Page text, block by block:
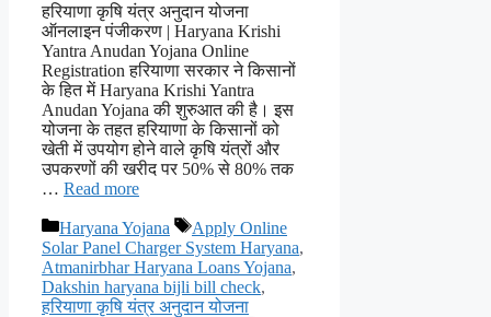
हरियाणा कृषि यंत्र अनुदान योजना
ऑनलाइन पंजीकरण | Haryana Krishi
Yantra Anudan Yojana Online
Registration हरियाणा सरकार ने किसानों
के हित में Haryana Krishi Yantra
Anudan Yojana की शुरुआत की है। इस
योजना के तहत हरियाणा के किसानों को
खेती में उपयोग होने वाले कृषि यंत्रों और
उपकरणों की खरीद पर 50% से 80% तक
… Read more
Categories
Haryana Yojana Tags
Apply Online
Solar Panel Charger System Haryana,
Atmanirbhar Haryana Loans Yojana,
Dakshin haryana bijli bill check,
हरियाणा कृषि यंत्र अनुदान योजना